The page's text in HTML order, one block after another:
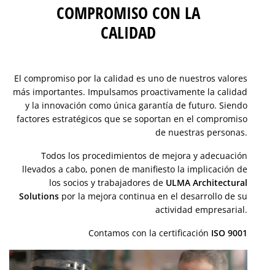
COMPROMISO CON LA
CALIDAD
El compromiso por la calidad es uno de nuestros valores
más importantes. Impulsamos proactivamente la calidad
y la innovación como única garantía de futuro. Siendo
factores estratégicos que se soportan en el compromiso
de nuestras personas.
Todos los procedimientos de mejora y adecuación
llevados a cabo, ponen de manifiesto la implicación de
los socios y trabajadores de ULMA Architectural
Solutions por la mejora continua en el desarrollo de su
actividad empresarial.
Contamos con la certificación ISO 9001